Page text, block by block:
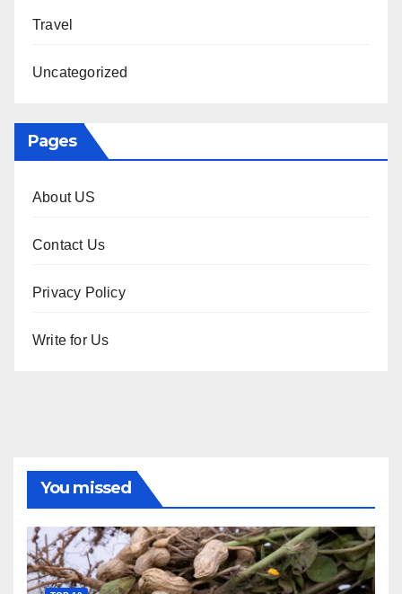
Travel
Uncategorized
Pages
About US
Contact Us
Privacy Policy
Write for Us
You missed